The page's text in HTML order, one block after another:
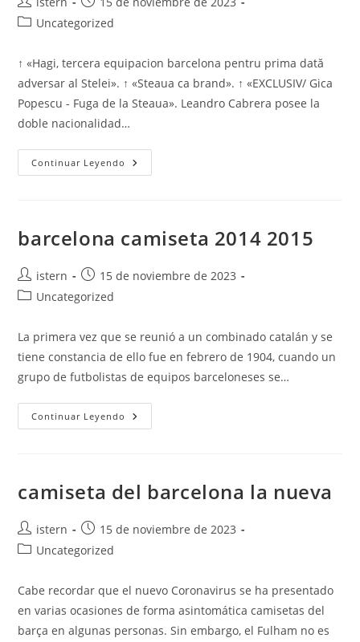
de
de
Categoría
entrada:
Uncategorized
↑ «Hagi, tercera equipacion barcelona pentru prima dată
adversar al Stelei». ↑ «Steaua ca brand». ↑ «EXCLUSIV/ Gica
Popescu - Fuga de la Steaua». Leandro Cabrera posee la
doble nacionalidad…
Continuar Leyendo Camiseta
Bara
barcelona camiseta 2014 2015
Autor
de
istern
Publicación
de
15 de noviembre de 2023
Categoría
la
entrada:
Uncategorized
La primera vez que se reunió a un combinado catalán y se
tiene constancia de ello fue en febrero de 1904, cuando un
grupo de futbolistas de equipos barceloneses se…
Continuar Leyendo Barcelona
Camiseta
camiseta del barcelona la nueva
Autor
de
istern
Publicación
de
15 de noviembre de 2023
Categoría
la
entrada:
Uncategorized
Cabe recordar que el nuevo Coronavirus se ha presentado
en varias ocasiones de forma asintomática camisetas del
barça en algunas personas. Sin embargo, el Fulham no es